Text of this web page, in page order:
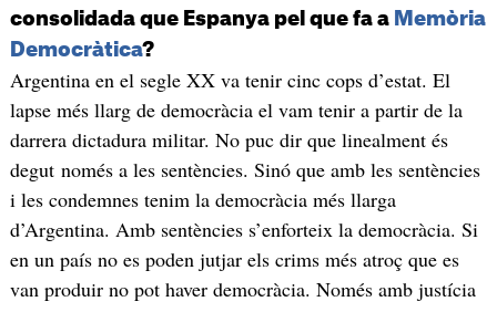
consolidada que Espanya pel que fa a Memòria
Democràtica?
Argentina en el segle XX va tenir cinc cops d’estat. El
lapse més llarg de democràcia el vam tenir a partir de la
darrera dictadura militar. No puc dir que linealment és
degut només a les sentències. Sinó que amb les sentències
i les condemnes tenim la democràcia més llarga
d’Argentina. Amb sentències s’enforteix la democràcia. Si
en un país no es poden jutjar els crims més atroç que es
van produir no pot haver democràcia. Només amb justícia